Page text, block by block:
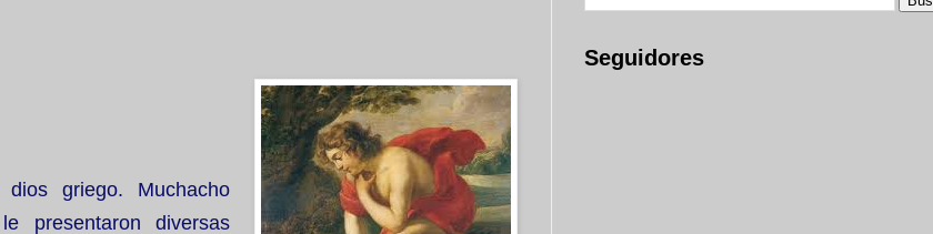
griego. Muchacho
presentaron diversas
Seguidores